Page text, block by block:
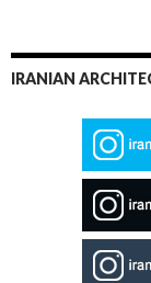
IRANIAN